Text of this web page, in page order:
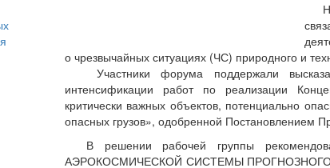
о чрезвычайных ситуациях (ЧС) природного и
Участники форума поддержали
интенсификации работ по реализации
критически важных объектов, потенциально
опасных грузов», одобренной Постановлением
В решении рабочей группы
АЭРОКОСМИЧЕСКОЙ СИСТЕМЫ ПРОГНОЗНОГО